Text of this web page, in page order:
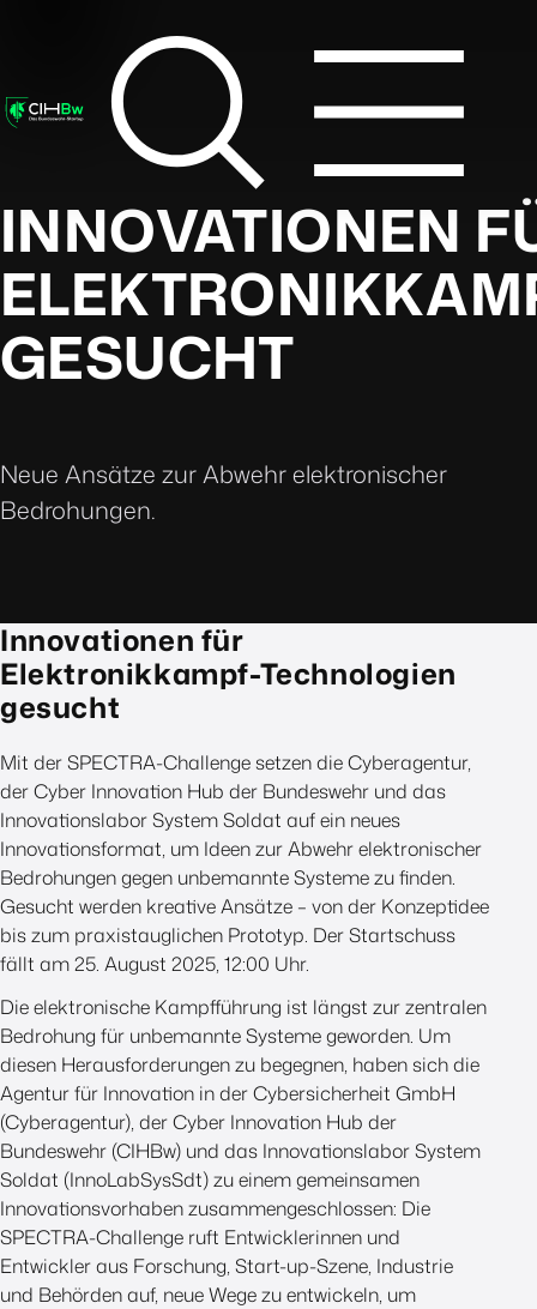
INNOVATIONEN
GESUCHT
Neue Ansätze zur Abwehr elektronischer
Bedrohungen.
Innovationen für
Elektronikkampf-Technologien
gesucht
Mit der SPECTRA-Challenge setzen die Cyberagentur,
der Cyber Innovation Hub der Bundeswehr und das
Innovationslabor System Soldat auf ein neues
Innovationsformat, um Ideen zur Abwehr elektronischer
Bedrohungen gegen unbemannte Systeme zu finden.
Gesucht werden kreative Ansätze – von der Konzeptidee
bis zum praxistauglichen Prototyp. Der Startschuss
fällt am 25. August 2025, 12:00 Uhr.
Die elektronische Kampfführung ist längst zur zentralen
Bedrohung für unbemannte Systeme geworden. Um
diesen Herausforderungen zu begegnen, haben sich die
Agentur für Innovation in der Cybersicherheit GmbH
(Cyberagentur), der Cyber Innovation Hub der
Bundeswehr (CIHBw) und das Innovationslabor System
Soldat (InnoLabSysSdt) zu einem gemeinsamen
Innovationsvorhaben zusammengeschlossen: Die
SPECTRA-Challenge ruft Entwicklerinnen und
Entwickler aus Forschung, Start-up-Szene, Industrie
und Behörden auf, neue Wege zu entwickeln, um